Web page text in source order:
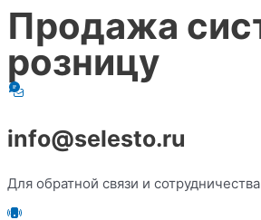
Продажа
розницу
info@selesto.ru
Для обратной связи и сотрудничества